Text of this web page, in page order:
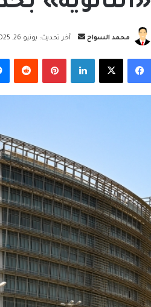
محمد السواح
أرسل
إلكترونيا
آخر تحديث: يونيو 26, 2025
فيسبوك‫X لينكدإن بينتيريست